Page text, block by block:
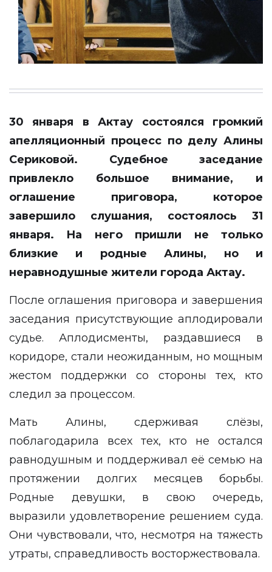
30 января в Актау состоялся громкий
апелляционный процесс по делу Алины
Сериковой. Судебное заседание
привлекло большое внимание, и
оглашение приговора, которое
завершило слушания, состоялось 31
января. На него пришли не только
близкие и родные Алины, но и
неравнодушные жители города Актау.
После оглашения приговора и завершения
заседания присутствующие аплодировали
судье. Аплодисменты, раздавшиеся в
коридоре, стали неожиданным, но мощным
жестом поддержки со стороны тех, кто
следил за процессом.
Мать Алины, сдерживая слёзы,
поблагодарила всех тех, кто не остался
равнодушным и поддерживал её семью на
протяжении долгих месяцев борьбы.
Родные девушки, в свою очередь,
выразили удовлетворение решением суда.
Они чувствовали, что, несмотря на тяжесть
утраты, справедливость восторжествовала.